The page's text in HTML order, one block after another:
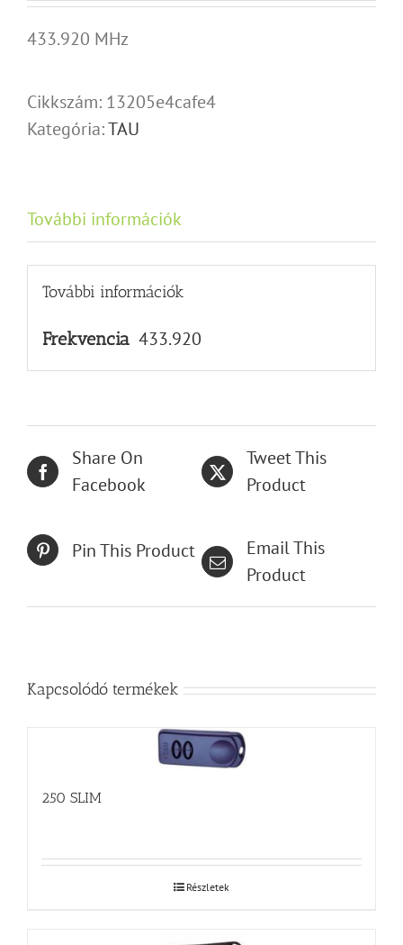
433.920 MHz
Cikkszám: 13205e4cafe4
Kategória:TAU
További információk
További információk
Frekvencia 433.920
Share On
Facebook
Tweet This
Product
Pin This Product
Email This
Product
Kapcsolódó termékek
250 SLIM
Részletek